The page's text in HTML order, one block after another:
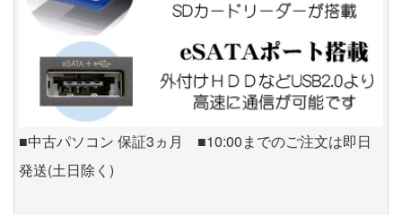
■中古パソコン 保証3ヵ月 ■10:00までのご注文は即日
発送(土日除く)